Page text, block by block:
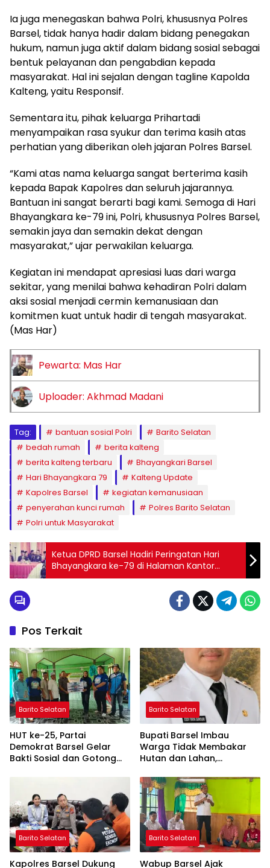
Ia juga menegaskan bahwa Polri, khususnya Polres
Barsel, tidak hanya hadir dalam bidang penegakan
hukum, namun juga aktif dalam bidang sosial sebagai
bentuk pelayanan dan pengabdian kepada
masyarakat. Hal ini sejalan dengan tagline Kapolda
Kalteng, yaitu Responsif.
Sementara itu, pihak keluarga Prihartadi
menyampaikan rasa syukur dan terima kasih atas
perhatian yang diberikan oleh jajaran Polres Barsel.
“Kami atas nama keluarga sangat berterima kasih
kepada Bapak Kapolres dan seluruh jajarannya.
Bantuan ini sangat berarti bagi kami. Semoga di Hari
Bhayangkara ke-79 ini, Polri, khususnya Polres Barsel,
semakin jaya dan semakin dekat dengan
masyarakat,” ujar perwakilan keluarga.
Kegiatan ini mendapat apresiasi luas dari warga
sekitar, yang menilai bahwa kehadiran Polri dalam
aksi sosial menjadi cermin kemanusiaan dan
komitmen kuat untuk hadir di tengah masyarakat.
(Mas Har)
Pewarta: Mas Har
Uploader: Akhmad Madani
Tag: bantuan sosial Polri
Barito Selatan
bedah rumah
berita kalteng
berita kalteng terbaru
Bhayangkari Barsel
Hari Bhayangkara 79
Kalteng Update
Kapolres Barsel
kegiatan kemanusiaan
penyerahan kunci rumah
Polres Barito Selatan
Polri untuk Masyarakat
Ketua DPRD Barsel Hadiri Peringatan Hari
Bhayangkara ke-79 di Halaman Kantor
Bupati
Pos Terkait
Barito Selatan
HUT ke-25, Partai
Demokrat Barsel Gelar
Bakti Sosial dan Gotong
Ashfiya
Barito Selatan
Bupati Barsel Imbau
Warga Tidak Membakar
Hutan dan Lahan,
Bebas Kabut Asap
Barito Selatan
Kapolres Barsel Dukung
Barito Selatan
Wabup Barsel Ajak